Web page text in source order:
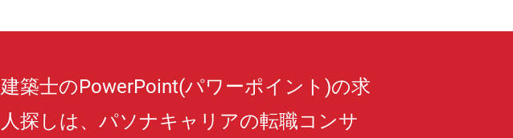
建築士のPowerPoint(パワーポイント)の求
人探しは、パソナキャリアの転職コンサ